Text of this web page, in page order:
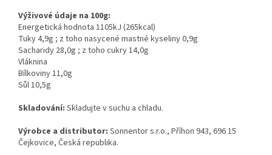
Výživové údaje na 100g:
Energetická hodnota 1105kJ (265kcal)
Tuky 4,9g ; z toho nasycené mastné kyseliny 0,9g
Sacharidy 28,0g ; z toho cukry 14,0g
Vláknina
Bílkoviny 11,0g
Sůl 10,5g
Skladování: Skladujte v suchu a chladu.
Výrobce a distributor: Sonnentor s.r.o., Příhon 943, 696 15
Čejkovice, Česká republika.